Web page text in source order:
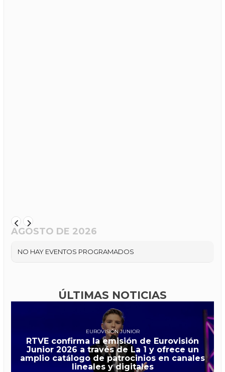
AGOSTO DE 2026
NO HAY EVENTOS PROGRAMADOS
ÚLTIMAS NOTICIAS
EUROVISIÓN JUNIOR
RTVE confirma la emisión de Eurovisión
Junior 2026 a través de La 1 y ofrece un
amplio catálogo de patrocinios en canales
lineales y digitales